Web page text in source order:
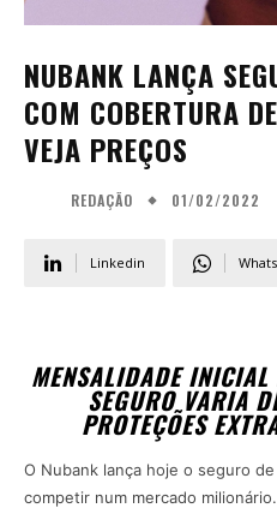
NUBANK LANÇA
COM COBERTURA
VEJA PREÇOS
REDAÇÃO 01/02/2022
Linkedin
MENSALIDADE
SEGURO VARIA
PROTEÇÕES
O Nubank lança hoje o seguro
competir num mercado